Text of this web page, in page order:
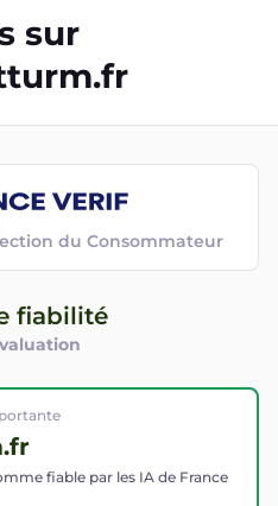
sur
fiabilité
du Consommateur
fiable par les IA de France